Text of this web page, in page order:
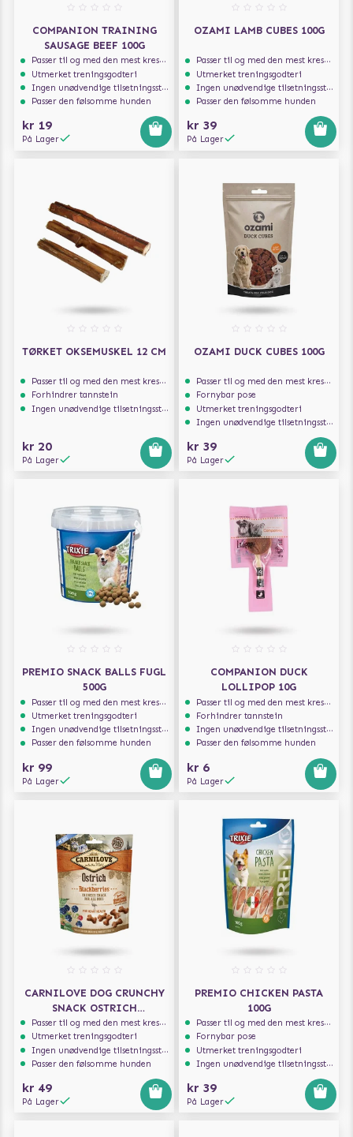
COMPANION TRAINING
SAUSAGE BEEF 100G
Passer til og med den mest kresne hunden
Utmerket treningsgodteri
Ingen unødvendige tilsetningsstoffer
Passer den følsomme hunden
kr 19
På Lager
OZAMI LAMB CUBES 100G
Passer til og med den mest kresne hunden
Utmerket treningsgodteri
Ingen unødvendige tilsetningsstoffer
Passer den følsomme hunden
kr 39
På Lager
TØRKET OKSEMUSKEL 12 CM
Passer til og med den mest kresne hunden
Forhindrer tannstein
Ingen unødvendige tilsetningsstoffer
kr 20
På Lager
OZAMI DUCK CUBES 100G
Passer til og med den mest kresne hunden
Fornybar pose
Utmerket treningsgodteri
Ingen unødvendige tilsetningsstoffer
kr 39
På Lager
PREMIO SNACK BALLS FUGL
500G
Passer til og med den mest kresne hunden
Utmerket treningsgodteri
Ingen unødvendige tilsetningsstoffer
Passer den følsomme hunden
kr 99
På Lager
COMPANION DUCK
LOLLIPOP 10G
Passer til og med den mest kresne hunden
Forhindrer tannstein
Ingen unødvendige tilsetningsstoffer
Passer den følsomme hunden
kr 6
På Lager
CARNILOVE DOG CRUNCHY
SNACK OSTRICH
BLACKBERRIES 200G
Passer til og med den mest kresne hunden
Utmerket treningsgodteri
Ingen unødvendige tilsetningsstoffer
Passer den følsomme hunden
kr 49
På Lager
PREMIO CHICKEN PASTA
100G
Passer til og med den mest kresne hunden
Fornybar pose
Utmerket treningsgodteri
Ingen unødvendige tilsetningsstoffer
kr 39
På Lager